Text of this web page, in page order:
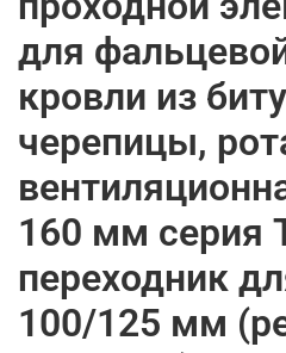
для
кровли из
черепицы,
160 мм серия
переходник
100/125 мм